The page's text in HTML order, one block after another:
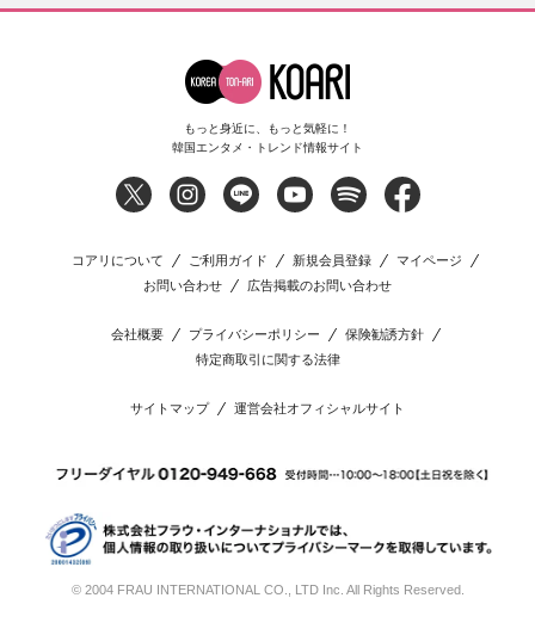
もっと身近に、もっと気軽に！
韓国エンタメ・トレンド情報サイト
コアリについて ご利用ガイド 新規会員登録
マイページ
お問い合わせ
広告掲載のお問い合わせ
会社概要 プライバシーポリシー
保険勧誘方針
特定商取引に関する法律
サイトマップ 運営会社オフィシャルサイト
© 2004 FRAU INTERNATIONAL CO., LTD Inc. All Rights Reserved.